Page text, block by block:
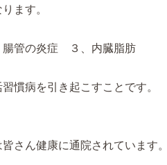
ます。
腸管の炎症 ３、内臓脂肪
慣病を引き起こすことです。
さん健康に通院されています。